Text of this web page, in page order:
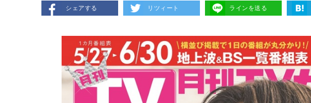
シェアする リツィート ラインを送る